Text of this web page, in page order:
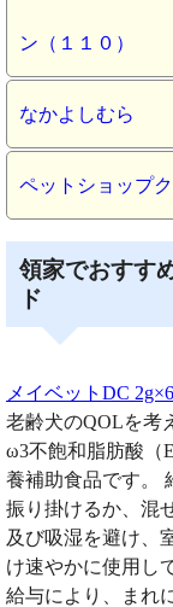
ン（１１０）
なかよしむら
ペットショップ
領家でおすす
ド
メイベットDC
老齢犬のQOLを考
ω3不飽和脂肪酸（
養補助食品です。
振り掛けるか、混
及び吸湿を避け、
け速やかに使用
給与により、まれ